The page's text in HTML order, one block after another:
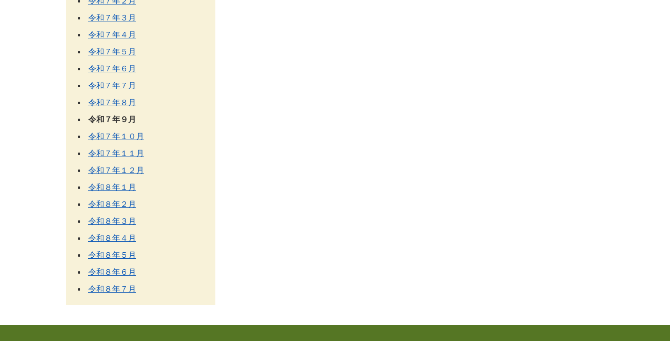
令和７年３月
令和７年４月
令和７年５月
令和７年６月
令和７年７月
令和７年８月
令和７年９月
令和７年１０月
令和７年１１月
令和７年１２月
令和８年１月
令和８年２月
令和８年３月
令和８年４月
令和８年５月
令和８年６月
令和８年７月